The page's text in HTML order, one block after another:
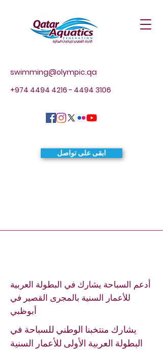
swimming@olympic.qa
+974 4494 4216 - 4494 3106
ابقى على تواصل
أدعم السباحة يشارك في البطولة العربية
للأعمار السنية بالمجرى القصير في
أبوظبي
يشارك منتخبنا الوطني للسباحة في
البطولة العربية الأولى للأعمار السنية